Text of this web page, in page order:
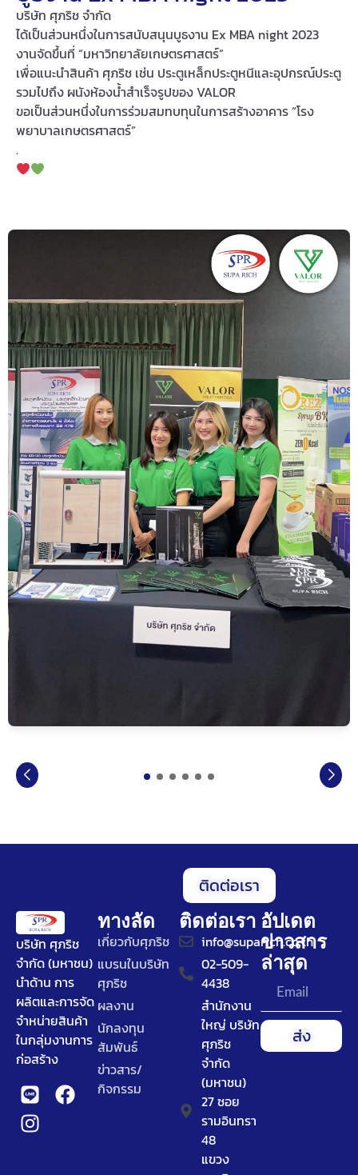
บริษัท ศุภริช จำกัด
ได้เป็นส่วนหนึ่งในการสนับสนุนบูธงาน Ex MBA night 2023
งานจัดขึ้นที่ “มหาวิทยาลัยเกษตรศาสตร์”
เพื่อแนะนำสินค้า ศุภริช เช่น ประตูเหล็กประตูหนีและอุปกรณ์ประตู
รวมไปถึง ผนังห้องน้ำสำเร็จรูปของ VALOR
ขอเป็นส่วนหนึ่งในการร่วมสมทบทุนในการสร้างอาคาร “โรง
พยาบาลเกษตรศาสตร์”
.
ติดต่อเรา
บริษัท ศุภริช
จำกัด (มหาชน)
นำด้าน การ
ผลิตและการจัด
จำหน่ายสินค้า
ในกลุ่มงานการ
ก่อสร้าง
ทางลัด
เกี่ยวกับศุภริช
แบรนในบริษัท
ศุภริช
ผลงาน
นักลงทุน
สัมพันธ์
ข่าวสาร/
กิจกรรม
ติดต่อเรา
info@suparich.co.th
02-509-
4438
สำนักงาน
ใหญ่ บริษัท
ศุภริช
จำกัด
(มหาชน)
27 ซอย
รามอินทรา
48
แขวง
อัปเดต
ข่าวสาร
ล่าสุด
ส่ง